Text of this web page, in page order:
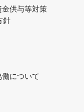
供与等対策
針
について